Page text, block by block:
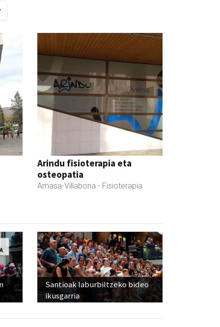
Arindu fisioterapia eta
osteopatia
Amasa-Villabona - Fisioterapia
Santioak laburbiltzeko bideo
ikusgarria